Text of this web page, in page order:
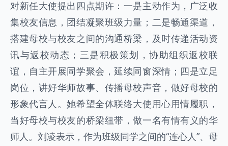
对新任大使提出四点期许：一是主动作为，广泛收
集校友信息，团结凝聚班级力量；二是畅通渠道，
搭建母校与校友之间的沟通桥梁，及时传递活动资
讯与返校动态；三是积极策划，协助组织返校联
谊，自主开展同学聚会，延续同窗深情；四是立足
岗位，讲好华师故事、传播母校声音，做好母校的
形象代言人。她希望全体联络大使用心用情履职，
当好母校与校友的桥梁纽带，做一名有情有义的华
师人。刘凌表示，作为班级同学之间的“连心人”、母